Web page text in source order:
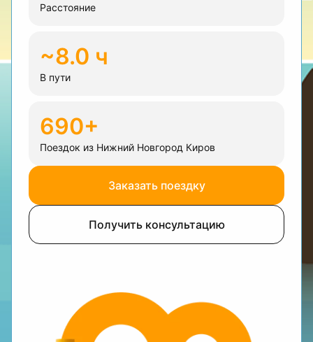
Расстояние
~8.0 ч
В пути
690+
Поездок из Нижний Новгород Киров
Заказать поездку
Получить консультацию